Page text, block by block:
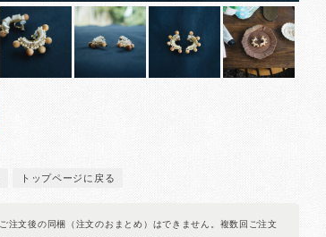
トップページに戻る
ご注文後の同梱（注文のおまとめ）はできません。複数回ご注文